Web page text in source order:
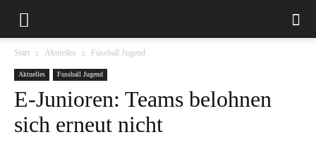
Start Aktuelles Fussball Jugend
Aktuelles Fussball Jugend
E-Junioren: Teams belohnen
sich erneut nicht